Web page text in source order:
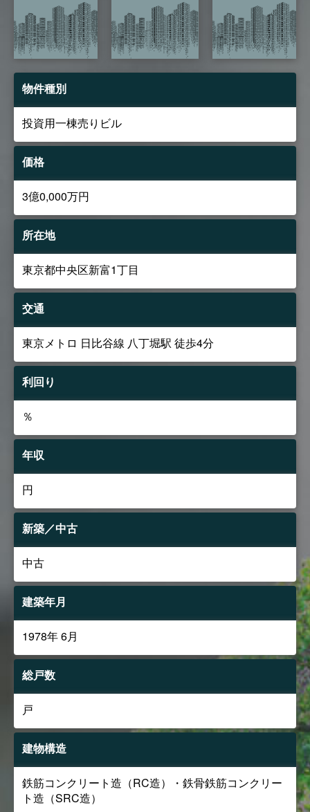
物件種別
投資用一棟売りビル
価格
3億0,000万円
所在地
東京都中央区新富1丁目
交通
東京メトロ 日比谷線 八丁堀駅 徒歩4分
利回り
％
年収
円
新築／中古
中古
建築年月
1978年 6月
総戸数
戸
建物構造
鉄筋コンクリート造（RC造）・鉄骨鉄筋コンクリー
ト造（SRC造）